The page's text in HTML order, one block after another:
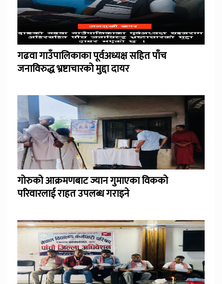
गढवा गाउँपालिकाका पूर्वअध्यक्ष सहित पाँच
जनाविरुद्ध भ्रष्टाचारको मुद्दा दायर
गोरुको आक्रमणबाट ज्यान गुमाएका विकको
परिवारलाई राहत उपलब्ध गराइने